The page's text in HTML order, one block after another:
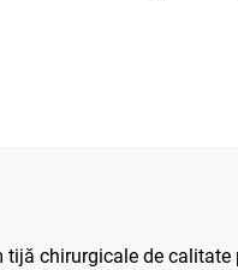
chirurgicale de